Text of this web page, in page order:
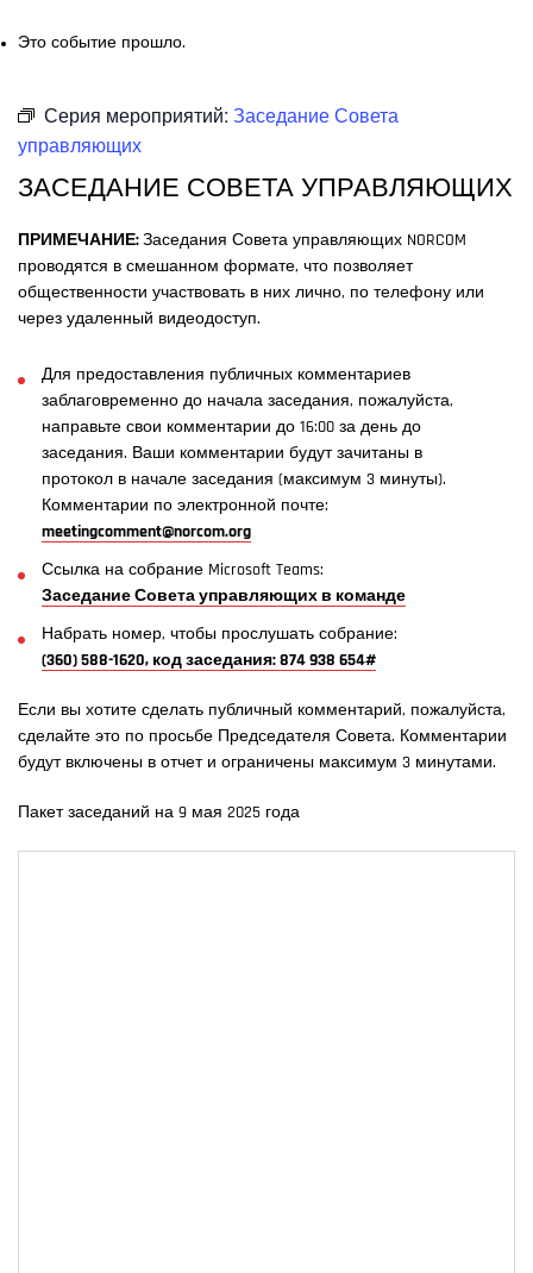
Это событие прошло.
Серия мероприятий: Заседание Совета
управляющих
ЗАСЕДАНИЕ СОВЕТА УПРАВЛЯЮЩИХ
ПРИМЕЧАНИЕ: Заседания Совета управляющих NORCOM
проводятся в смешанном формате, что позволяет
общественности участвовать в них лично, по телефону или
через удаленный видеодоступ.
Для предоставления публичных комментариев
заблаговременно до начала заседания, пожалуйста,
направьте свои комментарии до 16:00 за день до
заседания. Ваши комментарии будут зачитаны в
протокол в начале заседания (максимум 3 минуты).
Комментарии по электронной почте:
meetingcomment@norcom.org
Ссылка на собрание Microsoft Teams:
Заседание Совета управляющих в команде
Набрать номер, чтобы прослушать собрание:
(360) 588-1620, код заседания: 874 938 654#
Если вы хотите сделать публичный комментарий, пожалуйста,
сделайте это по просьбе Председателя Совета. Комментарии
будут включены в отчет и ограничены максимум 3 минутами.
Пакет заседаний на 9 мая 2025 года